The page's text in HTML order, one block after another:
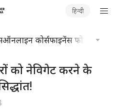
हिन्दी
ऑनलाइन कोर्सफाइनेंस फोकस
को नेविगेट करने के